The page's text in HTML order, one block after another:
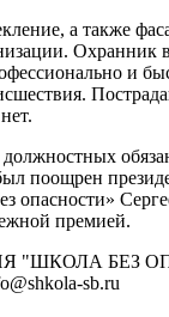
а также
Охранник
и
поощрен
опасности»
премией.
"ШКОЛА БЕЗ
sb.ru